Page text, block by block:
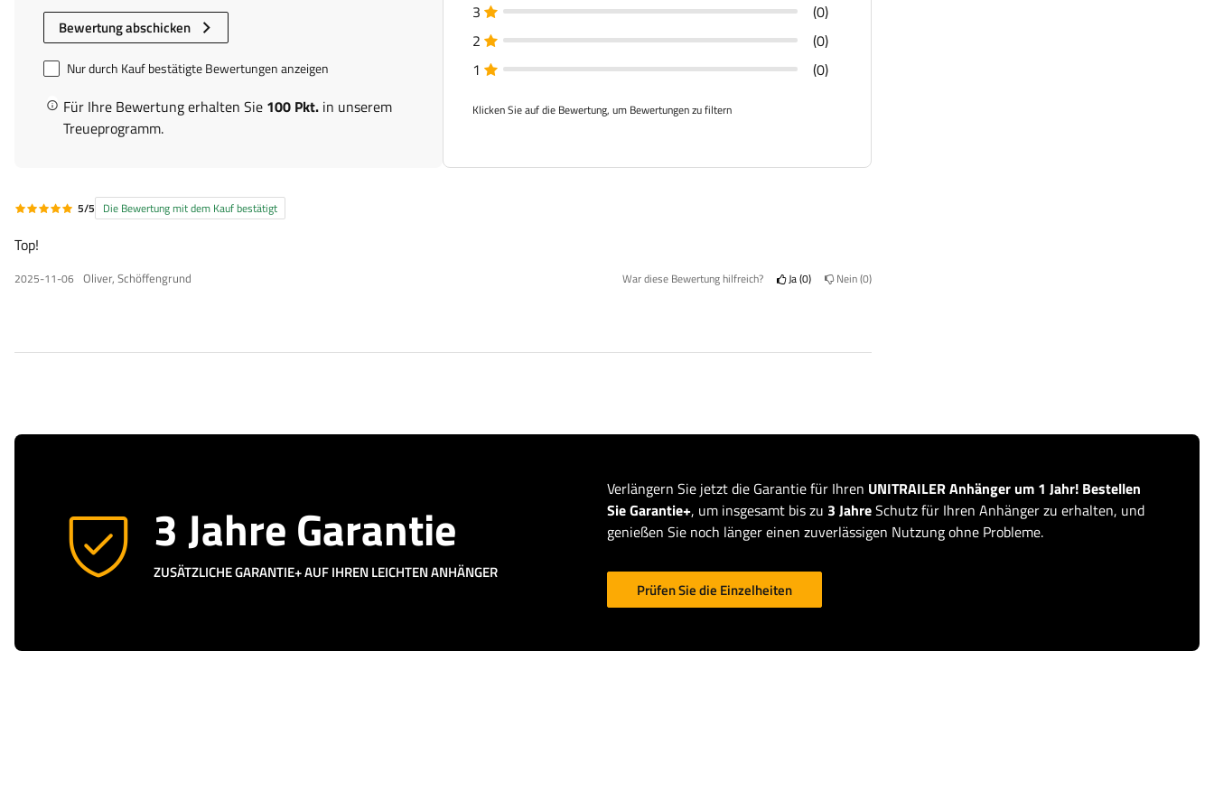
Bewertung abschicken
Für Ihre Bewertung erhalten Sie 100 Pkt. in unserem
Treueprogramm.
Nur durch Kauf bestätigte Bewertungen anzeigen
3
(0)
2
(0)
1
(0)
Klicken Sie auf die Bewertung, um Bewertungen zu filtern
5/5 Die Bewertung mit dem Kauf bestätigt
Top!
2025-11-06 Oliver, Schöffengrund War diese Bewertung hilfreich? Ja 0 Nein 0
3 Jahre Garantie
ZUSÄTZLICHE GARANTIE+ AUF IHREN LEICHTEN ANHÄNGER
Verlängern Sie jetzt die Garantie für Ihren UNITRAILER Anhänger um 1 Jahr! Bestellen
Sie Garantie+, um insgesamt bis zu 3 JahreSchutz für Ihren Anhänger zu erhalten, und
genießen Sie noch länger einen zuverlässigen Nutzung ohne Probleme.
Prüfen Sie die Einzelheiten